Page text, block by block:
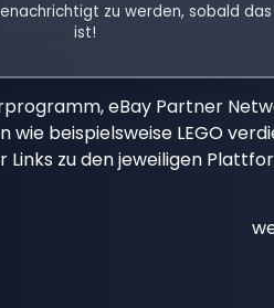
zu werden, sobald
ist!
eBay Partner
beispielsweise LEGO
zu den jeweiligen